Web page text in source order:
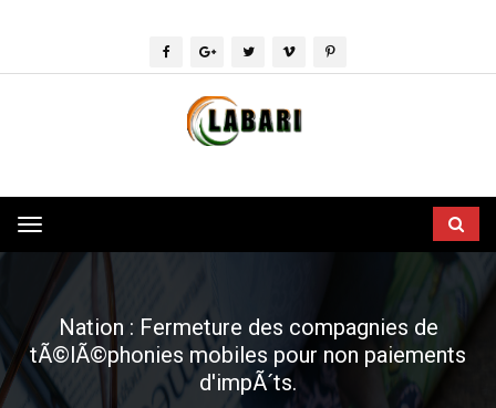
Toggle
navigation
Nation : Fermeture des compagnies de
tÃ©lÃ©phonies mobiles pour non paiements
d'impÃ´ts.